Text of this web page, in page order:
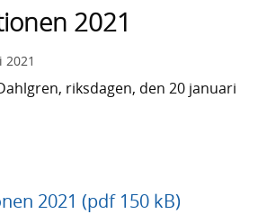
2021
2021
riksdagen, den 20 januari
2021 (pdf 150 kB)